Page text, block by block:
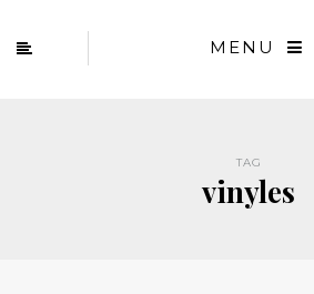
MENU
TAG
vinyles